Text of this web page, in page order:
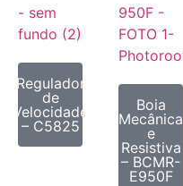
Regulador
de
Velocidade
– C5825
Boia
Mecânica
e
Resistiva
– BCMR-
E950F